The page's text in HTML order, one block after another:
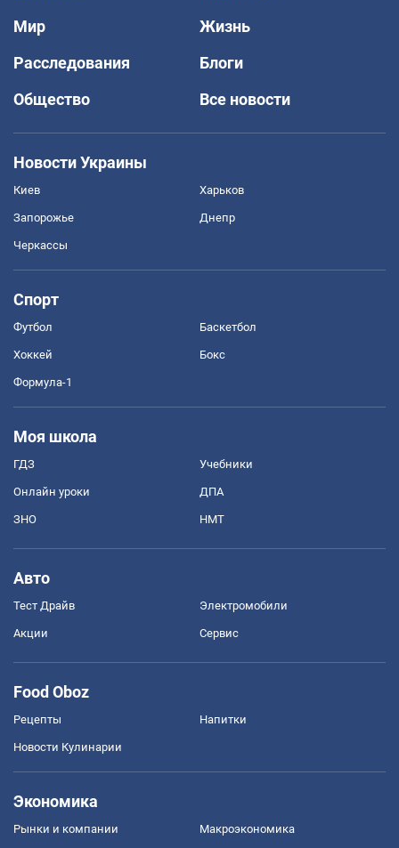
Мир
Жизнь
Расследования
Блоги
Общество
Все новости
Новости Украины
Киев Харьков
Запорожье Днепр
Черкассы
Спорт
Футбол Баскетбол
Хоккей Бокс
Формула-1
Моя школа
ГДЗ Учебники
Онлайн уроки ДПА
ЗНО НМТ
Авто
Тест Драйв Электромобили
Акции Сервис
Food Oboz
Рецепты Напитки
Новости Кулинарии
Экономика
Рынки и компании Mакроэкономика